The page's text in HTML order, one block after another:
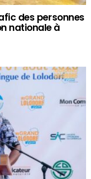
des personnes
nationale à